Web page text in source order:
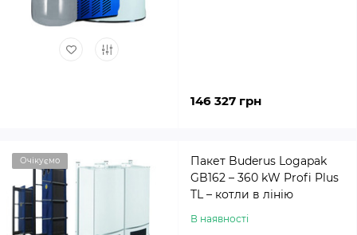
146 327 грн
Очікуємо
Пакет Buderus Logapak
GB162 – 360 kW Profi Plus
TL – котли в лінію
В наявності